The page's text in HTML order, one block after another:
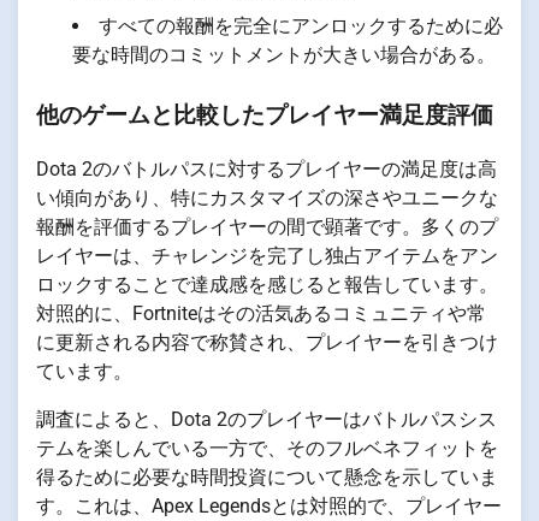
すべての報酬を完全にアンロックするために必
要な時間のコミットメントが大きい場合がある。
他のゲームと比較したプレイヤー満足度評価
Dota 2のバトルパスに対するプレイヤーの満足度は高
い傾向があり、特にカスタマイズの深さやユニークな
報酬を評価するプレイヤーの間で顕著です。多くのプ
レイヤーは、チャレンジを完了し独占アイテムをアン
ロックすることで達成感を感じると報告しています。
対照的に、Fortniteはその活気あるコミュニティや常
に更新される内容で称賛され、プレイヤーを引きつけ
ています。
調査によると、Dota 2のプレイヤーはバトルパスシス
テムを楽しんでいる一方で、そのフルベネフィットを
得るために必要な時間投資について懸念を示していま
す。これは、Apex Legendsとは対照的で、プレイヤー